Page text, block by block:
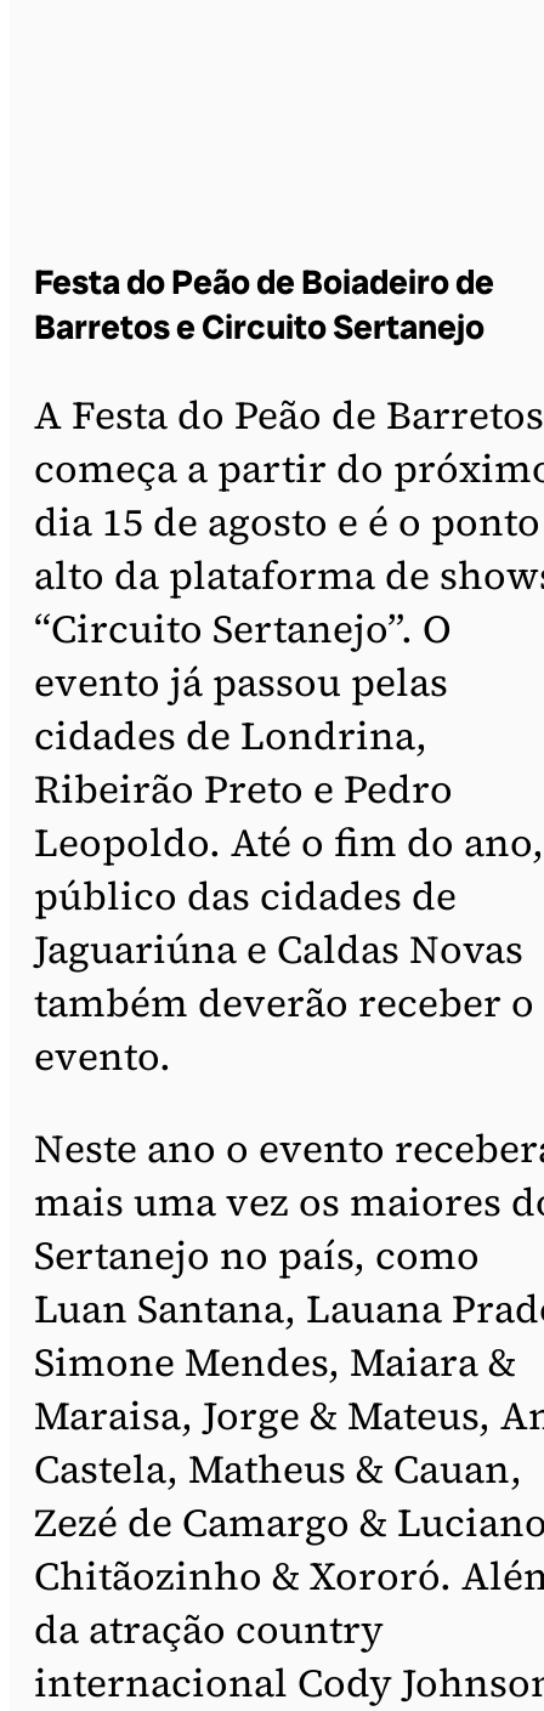
Festa do Peão de Boiadeiro de
Barretos e Circuito Sertanejo
A Festa do Peão de Barretos
começa a partir do
dia 15 de agosto e é o ponto
alto da plataforma de
“Circuito Sertanejo”. O
evento já passou pelas
cidades de Londrina,
Ribeirão Preto e Pedro
Leopoldo. Até o fim do
público das cidades de
Jaguariúna e Caldas Novas
também deverão receber o
evento.
Neste ano o evento
mais uma vez os maiores
Sertanejo no país, como
Luan Santana, Lauana
Simone Mendes, Maiara &
Maraisa, Jorge & Mateus,
Castela, Matheus & Cauan,
Zezé de Camargo &
Chitãozinho & Xororó.
da atração country
internacional Cody